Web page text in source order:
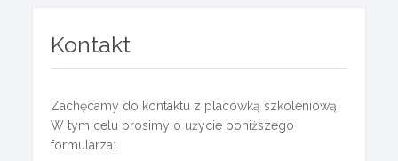
Kontakt
Zachęcamy do kontaktu z placówką szkoleniową.
W tym celu prosimy o użycie poniższego
formularza: